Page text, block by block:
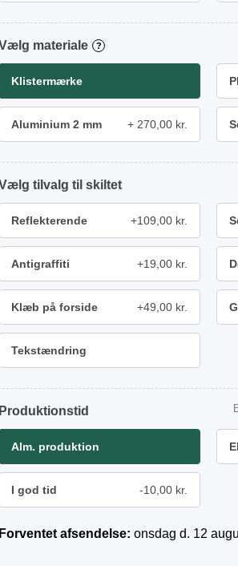
materiale ?
Klistermærke
Aluminium 2 mm 270,00 kr.
tilvalg
Reflekterende +109,00 kr.
Antigraffiti +19,00 kr.
Klæb på forside +49,00 kr.
Tekstændring
Produktionstid
Alm. produktion
I god tid -10,00 kr.
Forventet afsendelse: onsdag d. 12